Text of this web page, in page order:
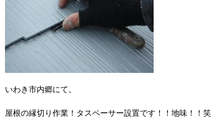
いわき市内郷にて。
屋根の縁切り作業！タスペーサー設置です！！地味！！笑